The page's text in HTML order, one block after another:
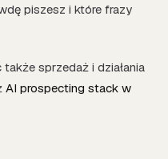
piszesz i które frazy
sprzedaż i działania
AI prospecting stack w